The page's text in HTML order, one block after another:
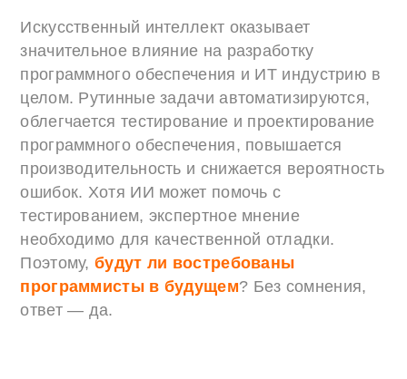
Искусственный интеллект оказывает
значительное влияние на разработку
программного обеспечения и ИТ индустрию в
целом. Рутинные задачи автоматизируются,
облегчается тестирование и проектирование
программного обеспечения, повышается
производительность и снижается вероятность
ошибок. Хотя ИИ может помочь с
тестированием, экспертное мнение
необходимо для качественной отладки.
Поэтому,будут ли востребованы
программисты в будущем? Без сомнения,
ответ — да.